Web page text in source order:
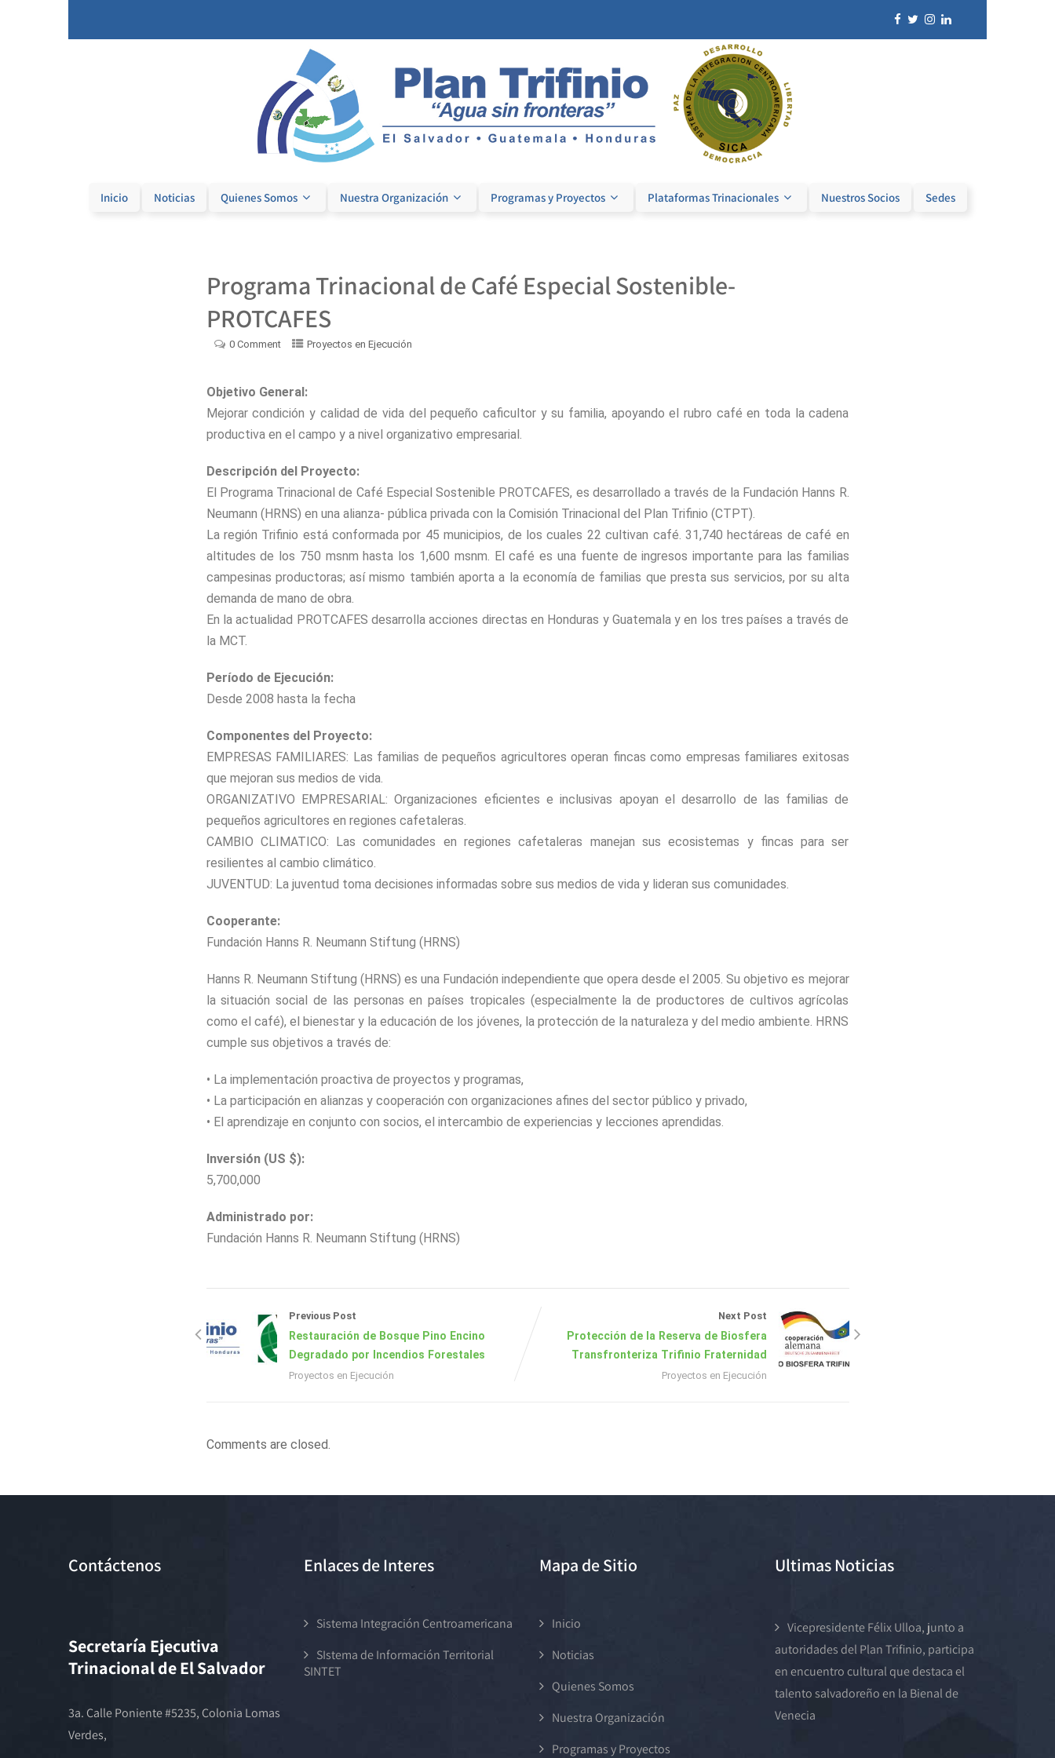
Inicio Noticias Quienes Somos Nuestra Organización Programas y Proyectos Plataformas Trinacionales Nuestros Socios Sedes
Programa Trinacional de Café Especial Sostenible-
PROTCAFES
0 Comment Proyectos en Ejecución
Objetivo General:
Mejorar condición y calidad de vida del pequeño caficultor y su familia, apoyando el rubro café en toda la cadena
productiva en el campo y a nivel organizativo empresarial.
Descripción del Proyecto:
El Programa Trinacional de Café Especial Sostenible PROTCAFES, es desarrollado a través de la Fundación Hanns R.
Neumann (HRNS) en una alianza- pública privada con la Comisión Trinacional del Plan Trifinio (CTPT).
La región Trifinio está conformada por 45 municipios, de los cuales 22 cultivan café. 31,740 hectáreas de café en
altitudes de los 750 msnm hasta los 1,600 msnm. El café es una fuente de ingresos importante para las familias
campesinas productoras; así mismo también aporta a la economía de familias que presta sus servicios, por su alta
demanda de mano de obra.
En la actualidad PROTCAFES desarrolla acciones directas en Honduras y Guatemala y en los tres países a través de
la MCT.
Período de Ejecución:
Desde 2008 hasta la fecha
Componentes del Proyecto:
EMPRESAS FAMILIARES: Las familias de pequeños agricultores operan fincas como empresas familiares exitosas
que mejoran sus medios de vida.
ORGANIZATIVO EMPRESARIAL: Organizaciones eficientes e inclusivas apoyan el desarrollo de las familias de
pequeños agricultores en regiones cafetaleras.
CAMBIO CLIMATICO: Las comunidades en regiones cafetaleras manejan sus ecosistemas y fincas para ser
resilientes al cambio climático.
JUVENTUD: La juventud toma decisiones informadas sobre sus medios de vida y lideran sus comunidades.
Cooperante:
Fundación Hanns R. Neumann Stiftung (HRNS)
Hanns R. Neumann Stiftung (HRNS) es una Fundación independiente que opera desde el 2005. Su objetivo es mejorar
la situación social de las personas en países tropicales (especialmente la de productores de cultivos agrícolas
como el café), el bienestar y la educación de los jóvenes, la protección de la naturaleza y del medio ambiente. HRNS
cumple sus objetivos a través de:
• La implementación proactiva de proyectos y programas,
• La participación en alianzas y cooperación con organizaciones afines del sector público y privado,
• El aprendizaje en conjunto con socios, el intercambio de experiencias y lecciones aprendidas.
Inversión (US $):
5,700,000
Administrado por:
Fundación Hanns R. Neumann Stiftung (HRNS)
Previous Post
Restauración de Bosque Pino Encino
Degradado por Incendios Forestales
Proyectos en Ejecución
Next Post
Protección de la Reserva de Biosfera
Transfronteriza Trifinio Fraternidad
Proyectos en Ejecución
Comments are closed.
Contáctenos
Secretaría Ejecutiva
Trinacional de El Salvador
3a. Calle Poniente #5235, Colonia Lomas
Verdes,
Enlaces de Interes
Sistema Integración Centroamericana
SIstema de Información Territorial
SINTET
Mapa de Sitio
Inicio
Noticias
Quienes Somos
Nuestra Organización
Programas y Proyectos
Ultimas Noticias
Vicepresidente Félix Ulloa, junto a
autoridades del Plan Trifinio, participa
en encuentro cultural que destaca el
talento salvadoreño en la Bienal de
Venecia